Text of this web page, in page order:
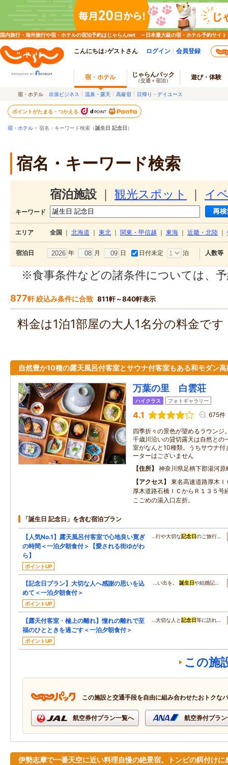
国内旅行・海外旅行や宿・ホテルの宿泊予約はじゃらんnet ～日本最大級の宿・ホテル予約サイト
こんにちは♪ゲストさん ログイン 会員登録
宿・ホテル じゃらんパック
（交通＋宿泊） 遊び・体験
宿・ホテル 出張ビジネス 温泉・露天 高級宿 日帰り・デイユース
ポイントがたまる・つかえる
宿・ホテル > 宿名・キーワード検索（誕生日 記念日 ）
宿名・キーワード検索
宿泊施設 観光スポット イ
キーワード
エリア 全国 北海道 東北 関東・甲信越 東海 近畿・北陸
宿泊日 年 月 日 日付未定 泊 人数等
※食事条件などの諸条件については、
877軒 絞込み条件に合致 811軒～840軒表示
料金は1泊1部屋の大人1名分の料金で
自然豊か10種の露天風呂付客室とサウナ付客室もある和モダン
万葉の里 白雲荘
ハイクラス フォトギャラリー
4.1 675件
四季折々の景色が望めるラウンジ
千歳川沿いの貸切露天は自然との
室がなんと10種類。うちサウナ
ーターはございません
住所
神奈川県足柄下郡湯河
アクセス
東名高速道路厚木
厚木道路石橋ＩＣからＲ１３５号
こごめの湯入口左折。
「誕生日 記念日」を含む宿泊プラン
【人気No.1】露天風呂付客室で心地良い寛ぎ
の時間＜一泊夕朝食付＞【愛される街ゆがわ
ら】
ポイントUP
…行や大切な記念日のご旅行…
【記念日プラン】大切な人へ感謝の思いを込
めて＜一泊夕朝食付＞
ポイントUP
…い出を。誕生日や結婚記…
【露天付客室・極上の離れ】憧れの離れで至
福のひとときを過ごす＜一泊夕朝食付＞
ポイントUP
…大切な人と記念日等に訪れ…
この施
この施設と交通手段を自由に組み合わせたおトクな
航空券付プラン一覧へ 航空券付プラ
伊勢志摩で一番天空に近い料理自慢の絶景宿。トンビの餌付けに